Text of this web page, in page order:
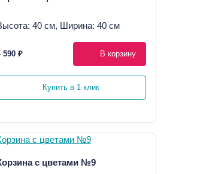
40 см, Ширина: 40 см
590 ₽ В корзину
Купить в 1 клик
с цветами №9